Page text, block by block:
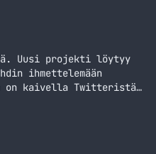
Uusi projekti löytyy
ihmettelemään
on kaivella Twitteristä
onkin listattu